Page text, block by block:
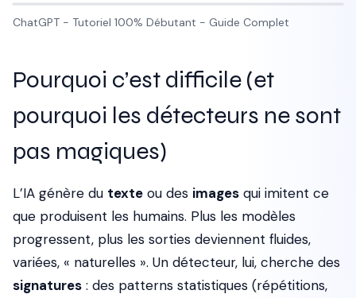
ChatGPT - Tutoriel 100% Débutant - Guide Complet
Pourquoi c’est difficile (et
pourquoi les détecteurs ne sont
pas magiques)
L’IA génère du texte ou des images qui imitent ce
que produisent les humains. Plus les modèles
progressent, plus les sorties deviennent fluides,
variées, « naturelles ». Un détecteur, lui, cherche des
signatures : des patterns statistiques (répétitions,